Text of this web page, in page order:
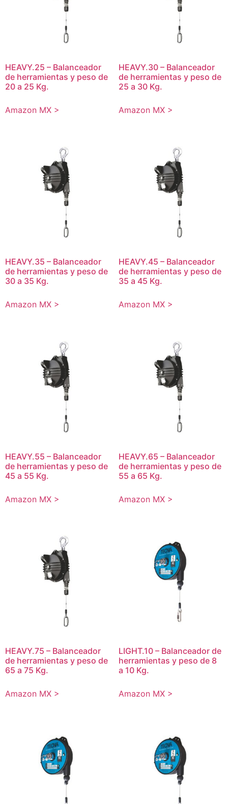
HEAVY.25 – Balanceador
de herramientas y peso de
20 a 25 Kg.
Amazon MX >
HEAVY.30 – Balanceador
de herramientas y peso de
25 a 30 Kg.
Amazon MX >
HEAVY.35 – Balanceador
de herramientas y peso de
30 a 35 Kg.
Amazon MX >
HEAVY.45 – Balanceador
de herramientas y peso de
35 a 45 Kg.
Amazon MX >
HEAVY.55 – Balanceador
de herramientas y peso de
45 a 55 Kg.
Amazon MX >
HEAVY.65 – Balanceador
de herramientas y peso de
55 a 65 Kg.
Amazon MX >
HEAVY.75 – Balanceador
de herramientas y peso de
65 a 75 Kg.
Amazon MX >
LIGHT.10 – Balanceador de
herramientas y peso de 8
a 10 Kg.
Amazon MX >